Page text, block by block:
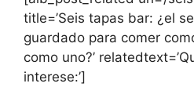
title=’Seis tapas bar: ¿el
guardado para comer
como uno?’
interese:’]